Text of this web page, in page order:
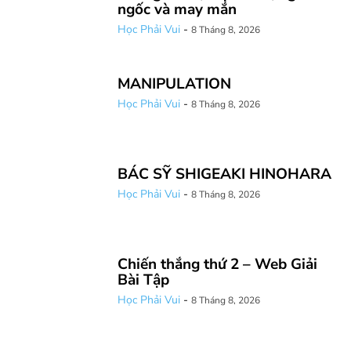
ngốc và may mắn
Học Phải Vui - 8 Tháng 8, 2026
MANIPULATION
Học Phải Vui - 8 Tháng 8, 2026
BÁC SỸ SHIGEAKI HINOHARA
Học Phải Vui - 8 Tháng 8, 2026
Chiến thắng thứ 2 – Web Giải
Bài Tập
Học Phải Vui - 8 Tháng 8, 2026